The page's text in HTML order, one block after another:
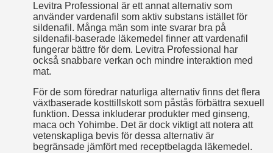
Levitra Professional är ett annat alternativ som
använder vardenafil som aktiv substans istället för
sildenafil. Många män som inte svarar bra på
sildenafil-baserade läkemedel finner att vardenafil
fungerar bättre för dem. Levitra Professional har
också snabbare verkan och mindre interaktion med
mat.
För de som föredrar naturliga alternativ finns det flera
växtbaserade kosttillskott som påstås förbättra sexuell
funktion. Dessa inkluderar produkter med ginseng,
maca och Yohimbe. Det är dock viktigt att notera att
vetenskapliga bevis för dessa alternativ är
begränsade jämfört med receptbelagda läkemedel.